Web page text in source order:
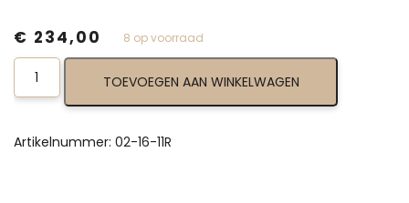
8 op voorraad
€ 234,00
Replacement
Transmission
Bearing
02-
TOEVOEGEN AAN WINKELWAGEN
Artikelnummer: 02-16-11R